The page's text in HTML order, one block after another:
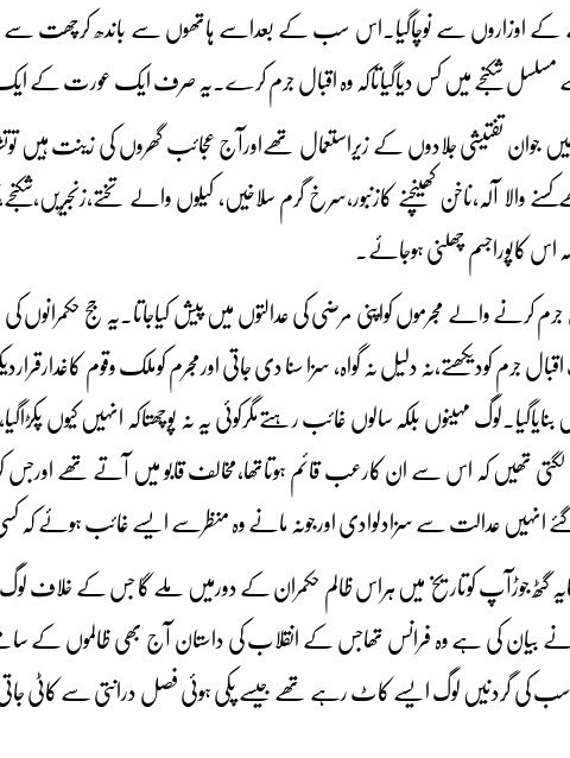
کے اوزاروں سے نوچاگیا۔اس سب کے بعداسے ہاتھوں سے باندھ کرچھت سے
مسلسل شکنجے میں کس دیاگیاتاکہ وہ اقبال جرم کرے۔یہ صرف ایک عورت کے
جوان تفتیشی جلادوں کے زیراستعمال تھےاورآج عجائب گھروں کی زینت ہیں
والا آلہ،ناخن کھینچنے کازنبور،سرخ گرم سلاخیں، کیلوں والے
اس کاپوراجسم چھلنی ہوجائے۔
والے مجرموں کواپنی مرضی کی عدالتوں میں پیش کیاجاتا۔یہ جج
جرم کودیکھتے،نہ دلیل نہ گواہ، سزا سنا دی جاتی اورمجرم کوملک وقوم
بنایاگیا۔لوگ مہینوں بلکہ سالوں غائب رہتےمگرکوئی یہ نہ پوچھتاکہ انہیں کیوں
لگتی تھیں کہ اس سے ان کارعب قائم ہوتاتھا،مخالف قابو میں آتے تھے اورجس
گئے انہیں عدالت سے سزادلوادی اورجونہ مانے وہ منظرسے ایسے غائب ہوئے کہ
کایہ گٹھ جوڑآپ کوتاریخ میں ہراس ظالم حکمران کے دورمیں ملے گا جس کے خلاف
بیان کی ہے وہ فرانس تھاجس کے انقلاب کی داستان آج بھی ظالموں کے سامنے
سب کی گردنیں لوگ ایسے کاٹ رہے تھے جیسے پکی ہوئی فصل درانتی سے